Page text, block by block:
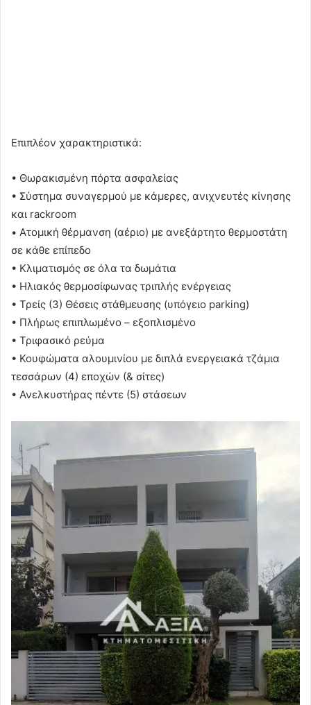
Επιπλέον χαρακτηριστικά:
• Θωρακισμένη πόρτα ασφαλείας
• Σύστημα συναγερμού με κάμερες, ανιχνευτές κίνησης
και rackroom
• Ατομική θέρμανση (αέριο) με ανεξάρτητο θερμοστάτη
σε κάθε επίπεδο
• Κλιματισμός σε όλα τα δωμάτια
• Ηλιακός θερμοσίφωνας τριπλής ενέργειας
• Τρείς (3) Θέσεις στάθμευσης (υπόγειο parking)
• Πλήρως επιπλωμένο – εξοπλισμένο
• Τριφασικό ρεύμα
• Κουφώματα αλουμινίου με διπλά ενεργειακά τζάμια
τεσσάρων (4) εποχών (& σίτες)
• Ανελκυστήρας πέντε (5) στάσεων